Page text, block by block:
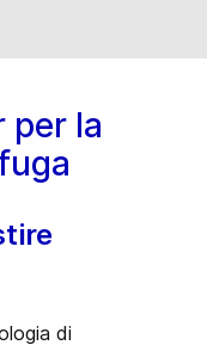
per la